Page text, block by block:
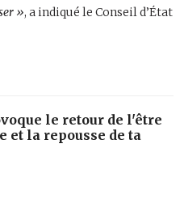
», a indiqué le Conseil d’État
le retour de l'être
et la repousse de ta